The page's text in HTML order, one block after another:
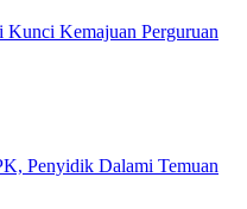
Kunci Kemajuan Perguruan
Penyidik Dalami Temuan